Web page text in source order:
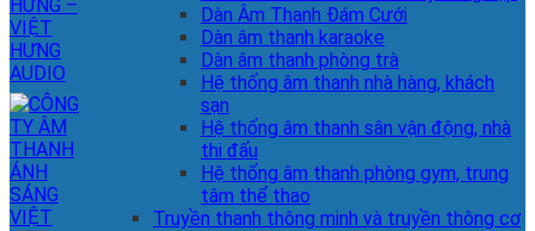
Dàn Âm Thanh Đám Cưới
Dàn âm thanh karaoke
Dàn âm thanh phòng trà
Hệ thống âm thanh nhà hàng, khách
sạn
Hệ thống âm thanh sân vận động, nhà
thi đấu
Hệ thống âm thanh phòng gym, trung
tâm thể thao
Truyền thanh thông minh và truyền thông cơ